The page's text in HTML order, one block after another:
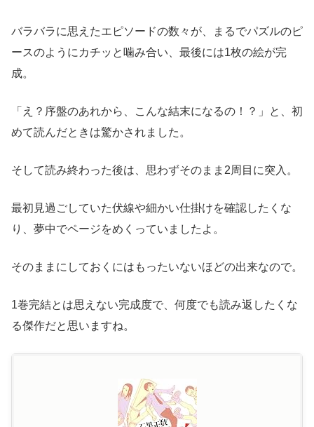
バラバラに思えたエピソードの数々が、まるでパズルのピ
ースのようにカチッと噛み合い、最後には1枚の絵が完
成。
「え？序盤のあれから、こんな結末になるの！？」と、初
めて読んだときは驚かされました。
そして読み終わった後は、思わずそのまま2周目に突入。
最初見過ごしていた伏線や細かい仕掛けを確認したくな
り、夢中でページをめくっていましたよ。
そのままにしておくにはもったいないほどの出来なので。
1巻完結とは思えない完成度で、何度でも読み返したくな
る傑作だと思いますね。